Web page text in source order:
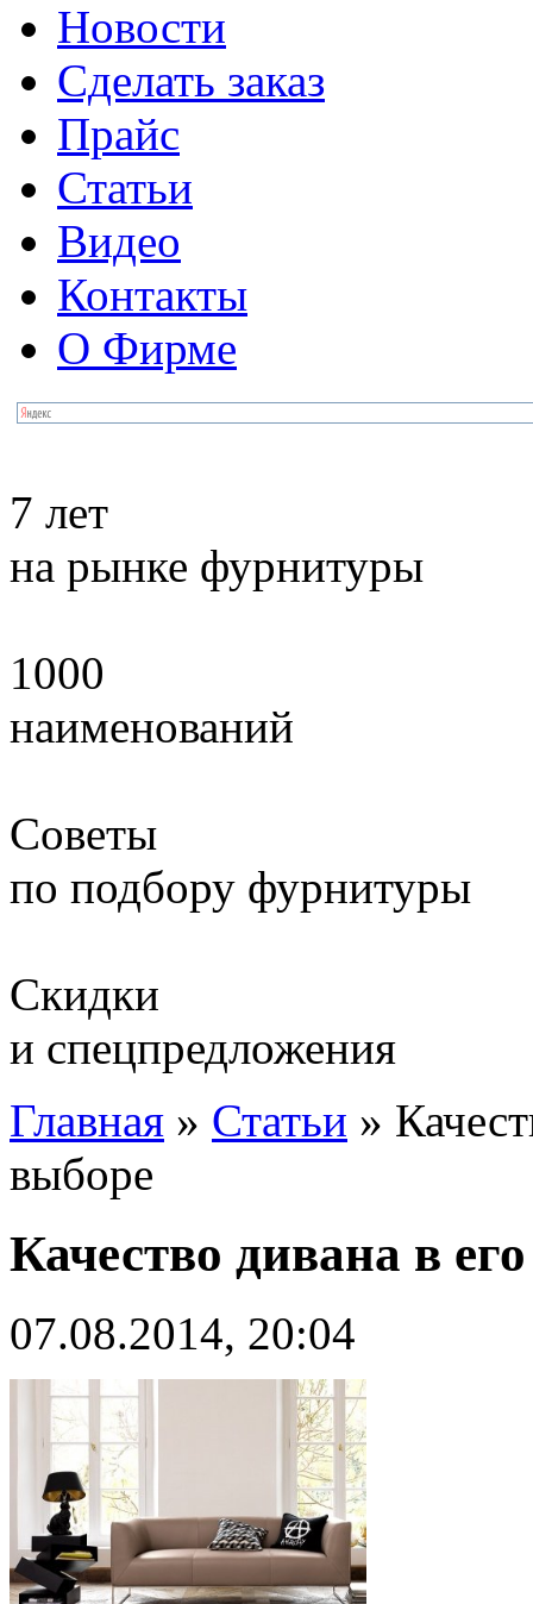
Новости
Сделать заказ
Прайс
Статьи
Видео
Контакты
О Фирме
7 лет
на рынке фурнитуры
1000
наименований
Советы
по подбору фурнитуры
Скидки
и спецпредложения
Главная » Статьи »
выборе
Качество дивана в
07.08.2014, 20:04